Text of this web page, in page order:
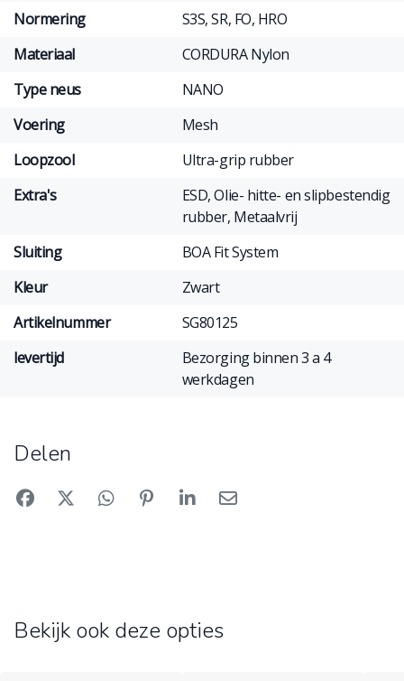
Normering
S3S, SR, FO, HRO
Materiaal
CORDURA Nylon
Type neus
NANO
Voering
Mesh
Loopzool
Ultra-grip rubber
Extra's
ESD, Olie- hitte- en slipbestendig
rubber, Metaalvrij
Sluiting
BOA Fit System
Kleur
Zwart
Artikelnummer
SG80125
levertijd
Bezorging binnen 3 a 4
werkdagen
Delen
Bekijk ook deze opties